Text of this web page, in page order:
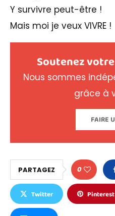
Y survivre peut-être !
Mais moi je veux VIVRE !
Soutenez
Nous sommes
grâce à
FAIRE
PARTAGEZ 0
Twitter Pinterest